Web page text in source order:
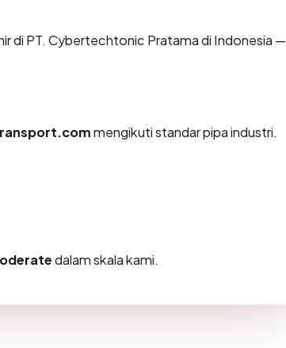
di PT. Cybertechtonic Pratama di Indonesia —
mengikuti standar pipa industri.
dalam skala kami.